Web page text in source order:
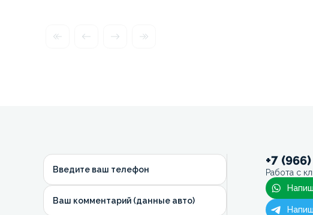
Введите ваш телефон
Ваш комментарий (данные авто)
+7
Работа с